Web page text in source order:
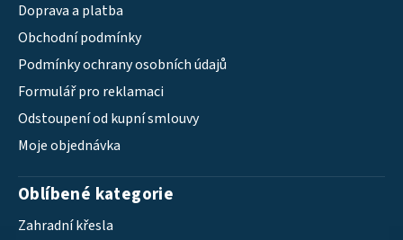
Doprava a platba
Obchodní podmínky
Podmínky ochrany osobních údajů
Formulář pro reklamaci
Odstoupení od kupní smlouvy
Moje objednávka
Oblíbené kategorie
Zahradní křesla